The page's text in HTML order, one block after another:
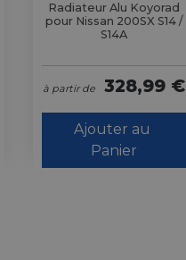
Radiateur Alu Koyorad
pour Nissan 200SX S14 /
S14A
à partir de 328,99 €
Ajouter au
Panier